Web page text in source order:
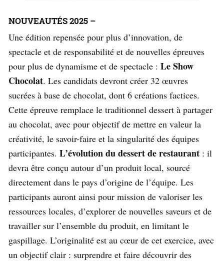
NOUVEAUTÉS 2025 –
Une édition repensée pour plus d’innovation, de
spectacle et de responsabilité et de nouvelles épreuves
pour plus de dynamisme et de spectacle : Le Show
Chocolat. Les candidats devront créer 32 œuvres
sucrées à base de chocolat, dont 6 créations factices.
Cette épreuve remplace le traditionnel dessert à partager
au chocolat, avec pour objectif de mettre en valeur la
créativité, le savoir-faire et la singularité des équipes
participantes. L’évolution du dessert de restaurant : il
devra être conçu autour d’un produit local, sourcé
directement dans le pays d’origine de l’équipe. Les
participants auront ainsi pour mission de valoriser les
ressources locales, d’explorer de nouvelles saveurs et de
travailler sur l’ensemble du produit, en limitant le
gaspillage. L’originalité est au cœur de cet exercice, avec
un objectif clair : surprendre et faire découvrir des